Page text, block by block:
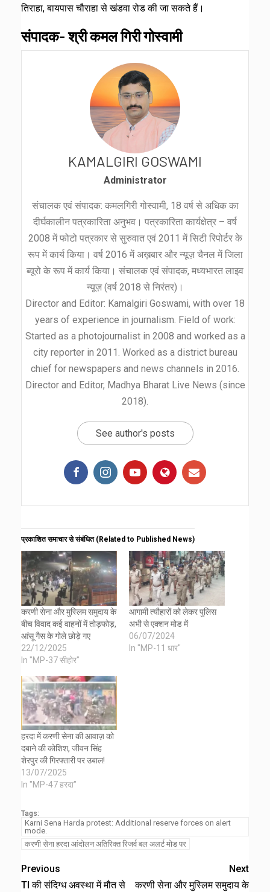
तिराहा, बायपास चौराहा से खंडवा रोड की जा सकते हैं।
संपादक- श्री कमल गिरी गोस्वामी
KAMALGIRI GOSWAMI
Administrator
संचालक एवं संपादक: कमलगिरी गोस्वामी, 18 वर्ष से अधिक का
दीर्घकालीन पत्रकारिता अनुभव। पत्रकारिता कार्यक्षेत्र – वर्ष
2008 में फोटो पत्रकार से सुरुवात एवं 2011 में सिटी रिपोर्टर के
रूप में कार्य किया। वर्ष 2016 में अख़बार और न्यूज़ चैनल में जिला
ब्यूरो के रूप में कार्य किया। संचालक एवं संपादक, मध्यभारत लाइव
न्यूज़ (वर्ष 2018 से निरंतर)।
Director and Editor: Kamalgiri Goswami, with over 18
years of experience in journalism. Field of work:
Started as a photojournalist in 2008 and worked as a
city reporter in 2011. Worked as a district bureau
chief for newspapers and news channels in 2016.
Director and Editor, Madhya Bharat Live News (since
2018).
See author's posts
प्रकाशित समाचार से संबंधित (Related to Published News)
करणी सेना और मुस्लिम समुदाय के
बीच विवाद कई वाहनों में तोड़फोड़,
आंसू गैस के गोले छोड़े गए
22/12/2025
In "MP-37 सीहोर"
आगामी त्यौहारों को लेकर पुलिस
अभी से एक्शन मोड में
06/07/2024
In "MP-11 धार"
हरदा में करणी सेना की आवाज़ को
दबाने की कोशिश, जीवन सिंह
शेरपुर की गिरफ्तारी पर उबाल!
13/07/2025
In "MP-47 हरदा"
Tags:
Karni Sena Harda protest: Additional reserve forces on alert
mode.
करणी सेना हरदा आंदोलन अतिरिक्त रिजर्व बल अलर्ट मोड पर
Previous
TI की संदिग्ध अवस्था में मौत से
Next
करणी सेना और मुस्लिम समुदाय के